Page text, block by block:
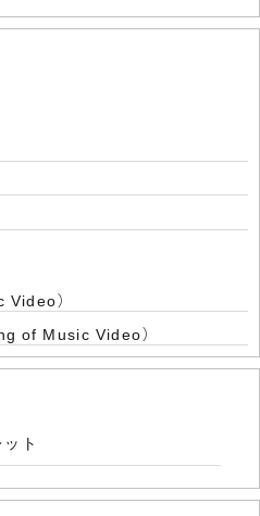
Video）
of Music Video）
ト